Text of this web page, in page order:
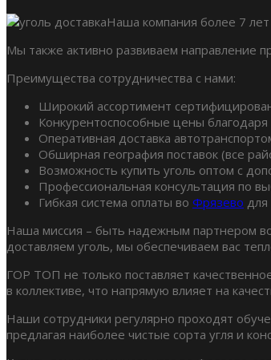
Наша компания более 7
Мы также активно развиваем направление
Преимущества сотрудничества с нами:
Широкий ассортимент
Конкурентоспособные цены
Оперативная доставка
Обширная география поставок (все
Возможность купить уголь оптом с
Профессиональная консультация по
Гибкая система оплаты во Фрязево
Наша миссия – быть надежным партнером
доставляем уголь, мы обеспечиваем вас
ГОР ТОП не только поставляет
в коллективе, что напрямую влияет на
Наши сотрудники регулярно проходят
предлагая наиболее чистые сорта угля и